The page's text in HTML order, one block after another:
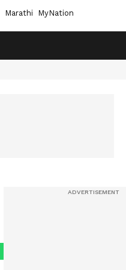
Marathi MyNation